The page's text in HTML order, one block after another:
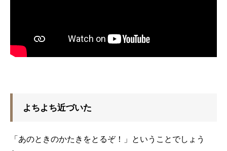
よちよち近づいた
「あのときのかたきをとるぞ！」ということでしょう